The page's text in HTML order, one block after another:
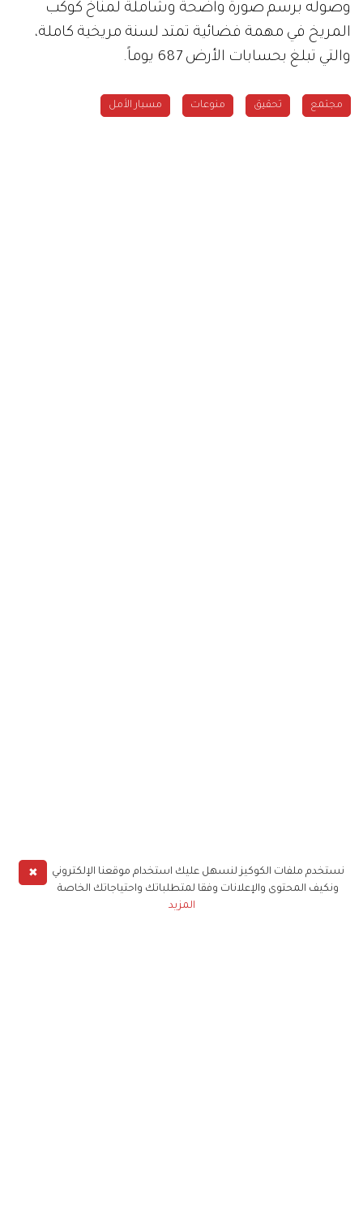
وصوله برسم صورة واضحة وشاملة لمناخ كوكب
المريخ في مهمة فضائية تمتد لسنة مريخية كاملة،
والتي تبلغ بحسابات الأرض 687 يوماً.
مجتمع تحقيق منوعات مسبار الأمل
✖
نستخدم ملفات الكوكيز لنسهل عليك استخدام موقعنا الإلكتروني
ونكيف المحتوى والإعلانات وفقا لمتطلباتك واحتياجاتك الخاصة
المزيد